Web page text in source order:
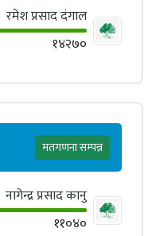
रमेश प्रसाद दंगाल
१४२७०
मतगणना सम्पन्न
नागेन्द्र प्रसाद कानु
११०४०